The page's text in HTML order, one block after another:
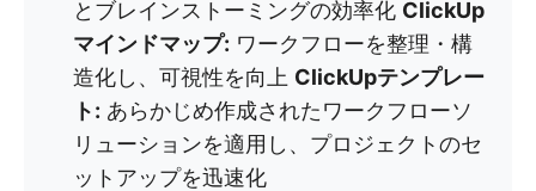
とブレインストーミングの効率化 ClickUp
マインドマップ: ワークフローを整理・構
造化し、可視性を向上 ClickUpテンプレー
ト: あらかじめ作成されたワークフローソ
リューションを適用し、プロジェクトのセ
ットアップを迅速化